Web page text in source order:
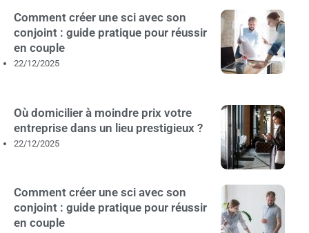
Comment créer une sci avec son
conjoint : guide pratique pour réussir
en couple
22/12/2025
Où domicilier à moindre prix votre
entreprise dans un lieu prestigieux ?
22/12/2025
Comment créer une sci avec son
conjoint : guide pratique pour réussir
en couple